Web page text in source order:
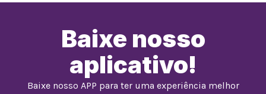
Baixe nosso
aplicativo!
Baixe nosso APP para ter uma experiência melhor